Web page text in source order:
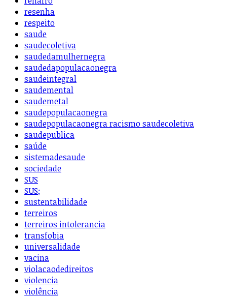
resenha
respeito
saude
saudecoletiva
saudedamulhernegra
saudedapopulacaonegra
saudeintegral
saudemental
saudemetal
saudepopulacaonegra
saudepopulacaonegra racismo saudecoletiva
saudepublica
saúde
sistemadesaude
sociedade
SUS
SUS;
sustentabilidade
terreiros
terreiros intolerancia
transfobia
universalidade
vacina
violacaodedireitos
violencia
violência